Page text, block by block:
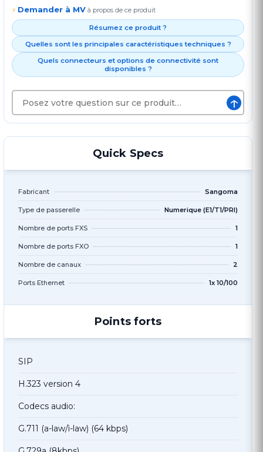
⚡ Demander à MV à propos de ce produit
Résumez ce produit ?
Quelles sont les principales caractéristiques techniques ?
Quels connecteurs et options de connectivité sont
disponibles ?
↑
Quick Specs
Fabricant Sangoma
Type de passerelle Numerique (E1/T1/PRI)
Nombre de ports FXS 1
Nombre de ports FXO 1
Nombre de canaux 2
Ports Ethernet 1x 10/100
Points forts
SIP
H.323 version 4
Codecs audio:
G.711 (a-law/ì-law) (64 kbps)